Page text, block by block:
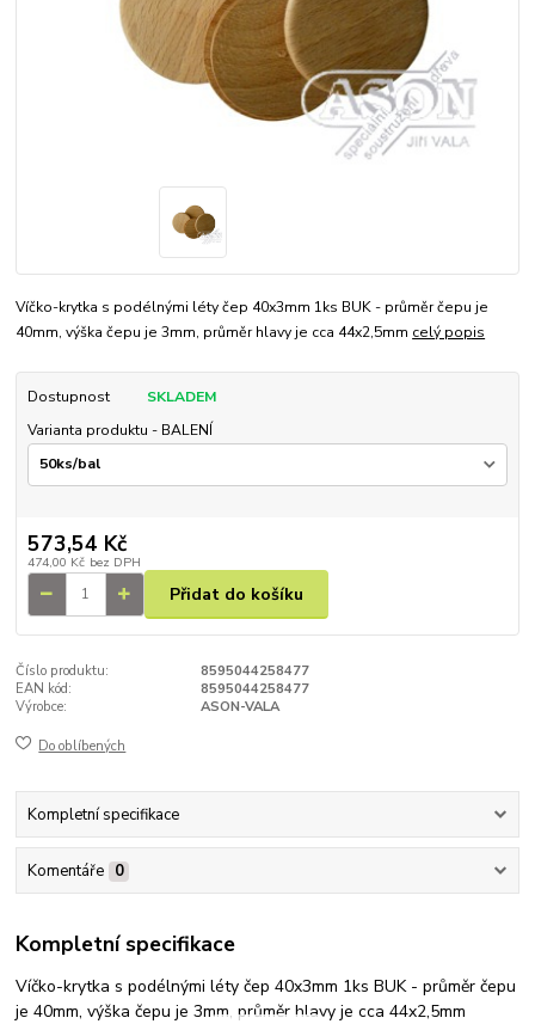
Víčko-krytka s podélnými léty čep 40x3mm 1ks BUK - průměr čepu je
40mm, výška čepu je 3mm, průměr hlavy je cca 44x2,5mm celý popis
Dostupnost
SKLADEM
Varianta produktu - BALENÍ
573,54 Kč
474,00 Kč bez DPH
Přidat do košíku
Číslo produktu:
8595044258477
EAN kód:
8595044258477
Výrobce:
ASON-VALA
Do oblíbených
Kompletní specifikace
Komentáře 0
Kompletní specifikace
Víčko-krytka s podélnými léty čep 40x3mm 1ks BUK - průměr čepu
je 40mm, výška čepu je 3mm, průměr hlavy je cca 44x2,5mm